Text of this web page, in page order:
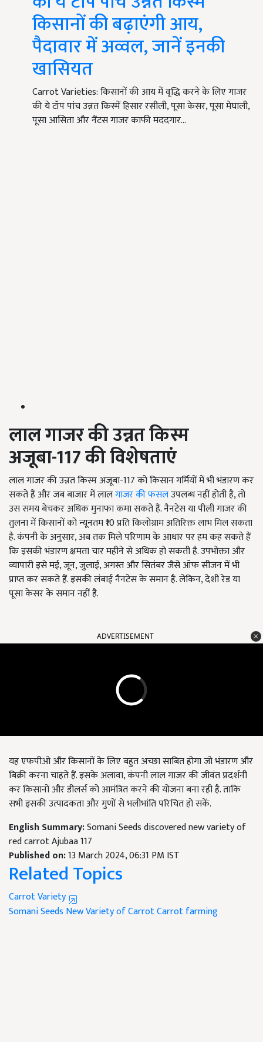
किसानों की बढ़ाएंगी आय,
पैदावार में अव्वल, जानें इनकी
खासियत
Carrot Varieties: किसानों की आय में वृद्धि करने के लिए गाजर
की ये टॉप पांच उन्नत किस्में हिसार रसीली, पूसा केसर, पूसा मेघाली,
पूसा आसिता और नैंटस गाजर काफी मददगार…
लाल गाजर की उन्नत किस्म
अजूबा-117की विशेषताएं
लाल गाजर की उन्नत किस्म अजूबा-117 को किसान गर्मियों में भी भंडारण कर
सकते हैं और जब बाजार में लालगाजर की फसलउपलब्ध नहीं होती है, तो
उस समय बेचकर अधिक मुनाफा कमा सकते हैं. नैनटेस या पीली गाजर की
तुलना में किसानों को न्यूनतम ₹10 प्रति किलोग्राम अतिरिक्त लाभ मिल सकता
है. कंपनी के अनुसार, अब तक मिले परिणाम के आधार पर हम कह सकते हैं
कि इसकी भंडारण क्षमता चार महीने से अधिक हो सकती है. उपभोक्ता और
व्यापारी इसे मई, जून, जुलाई, अगस्त और सितंबर जैसे ऑफ सीजन में भी
प्राप्त कर सकते हैं. इसकी लंबाई नैनटेस के समान है. लेकिन, देशी रेड या
पूसा केसर के समान नहीं है.
ADVERTISEMENT
यह एफपीओ और किसानों के लिए बहुत अच्छा साबित होगा जो भंडारण और
बिक्री करना चाहते हैं. इसके अलावा, कंपनी लाल गाजर की जीवंत प्रदर्शनी
कर किसानों और डीलर्स को आमंत्रित करने की योजना बना रही है. ताकि
सभी इसकी उत्पादकता और गुणों से भलीभांति परिचित हो सकें.
English Summary:Somani Seeds discovered new variety of
red carrot Ajubaa 117
Published on:13 March 2024, 06:31 PM IST
Related Topics
Carrot Variety
Somani Seeds New Variety of CarrotCarrot farming